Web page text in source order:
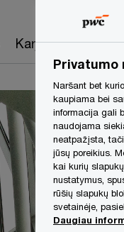
Karjera
Privatumo
Naršant bet
kaupiama bei
informacija gali
naudojama
neatpažįsta,
jūsų poreikius.
kai kurių
nustatymus,
rūšių slapukų
svetainėje,
Daugiau